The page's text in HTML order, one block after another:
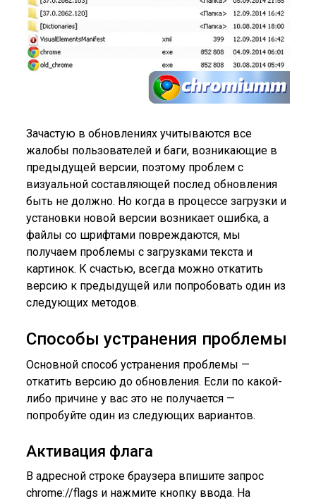
Зачастую в обновлениях учитываются все
жалобы пользователей и баги, возникающие в
предыдущей версии, поэтому проблем с
визуальной составляющей послед обновления
быть не должно. Но когда в процессе загрузки и
установки новой версии возникает ошибка, а
файлы со шрифтами повреждаются, мы
получаем проблемы с загрузками текста и
картинок. К счастью, всегда можно откатить
версию к предыдущей или попробовать один из
следующих методов.
Способы устранения проблемы
Основной способ устранения проблемы —
откатить версию до обновления. Если по какой-
либо причине у вас это не получается —
попробуйте один из следующих вариантов.
Активация флага
В адресной строке браузера впишите запрос
chrome://flags и нажмите кнопку ввода. На